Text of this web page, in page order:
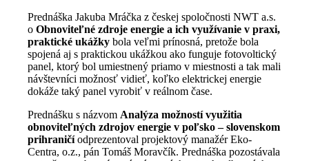
Prednáška Jakuba Mráčka z českej spoločnosti NWT a.s.
oObnoviteľné zdroje energie a ich využívanie v praxi,
praktické ukážky bola veľmi prínosná, pretože bola
spojená aj s praktickou ukážkou ako funguje fotovoltický
panel, ktorý bol umiestnený priamo v miestnosti a tak mali
návštevníci možnosť vidieť, koľko elektrickej energie
dokáže taký panel vyrobiť v reálnom čase.
Prednášku s názvom Analýza možností využitia
obnoviteľných zdrojov energie v poľsko – slovenskom
prihraničíodprezentoval projektový manažér Eko-
Centra, o.z., pán Tomáš Moravčík. Prednáška pozostávala